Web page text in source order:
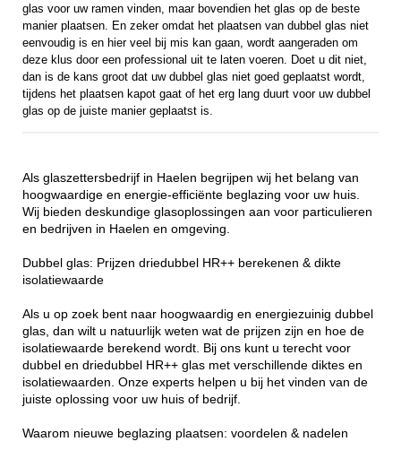
glas voor uw ramen vinden, maar bovendien het glas op de beste
manier plaatsen. En zeker omdat het plaatsen van dubbel glas niet
eenvoudig is en hier veel bij mis kan gaan, wordt aangeraden om
deze klus door een professional uit te laten voeren. Doet u dit niet,
dan is de kans groot dat uw dubbel glas niet goed geplaatst wordt,
tijdens het plaatsen kapot gaat of het erg lang duurt voor uw dubbel
glas op de juiste manier geplaatst is.
Als glaszettersbedrijf in Haelen begrijpen wij het belang van
hoogwaardige en energie-efficiënte beglazing voor uw huis.
Wij bieden deskundige glasoplossingen aan voor particulieren
en bedrijven in Haelen en omgeving.
Dubbel glas: Prijzen driedubbel HR++ berekenen & dikte
isolatiewaarde
Als u op zoek bent naar hoogwaardig en energiezuinig dubbel
glas, dan wilt u natuurlijk weten wat de prijzen zijn en hoe de
isolatiewaarde berekend wordt. Bij ons kunt u terecht voor
dubbel en driedubbel HR++ glas met verschillende diktes en
isolatiewaarden. Onze experts helpen u bij het vinden van de
juiste oplossing voor uw huis of bedrijf.
Waarom nieuwe beglazing plaatsen: voordelen & nadelen